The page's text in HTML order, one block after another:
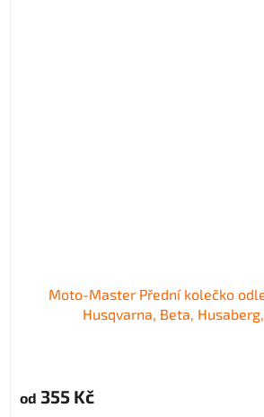
Moto-Master Přední kolečko
Husqvarna, Beta,
od 355 Kč